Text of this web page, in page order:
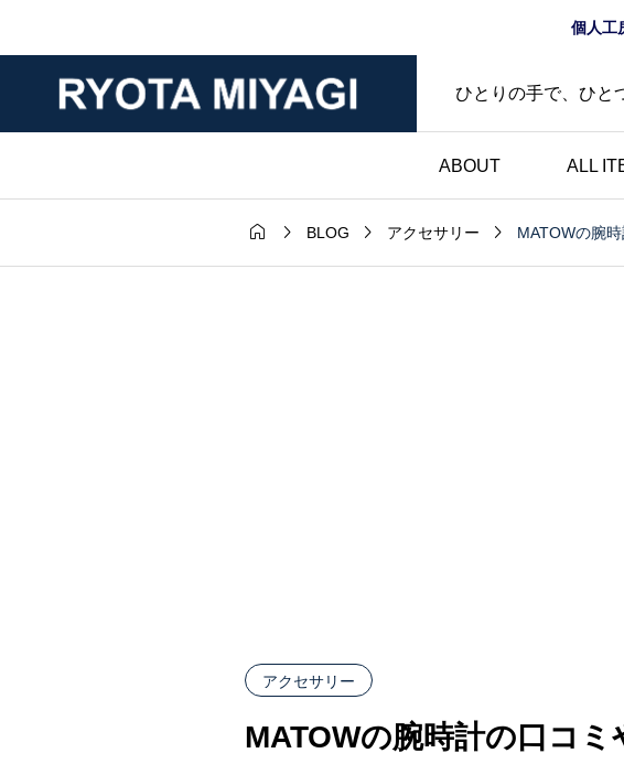
個人工
ひとりの手で、ひと
ABOUT ALL
財布
  BLOG  アクセサリー  MATOWの腕
アクセサリー
MATOWの腕時計の口コ